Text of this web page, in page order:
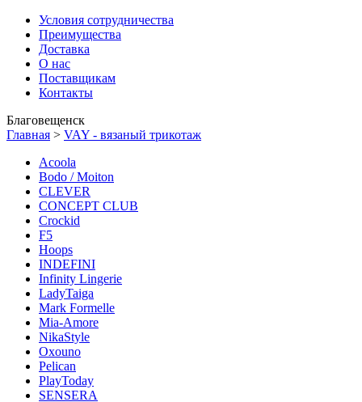
Условия сотрудничества
Преимущества
Доставка
О нас
Поставщикам
Контакты
Благовещенск
Главная > VAY - вязаный трикотаж
Acoola
Bodo / Moiton
CLEVER
CONCEPT CLUB
Crockid
F5
Hoops
INDEFINI
Infinity Lingerie
LadyTaiga
Mark Formelle
Mia-Amore
NikaStyle
Oxouno
Pelican
PlayToday
SENSERA